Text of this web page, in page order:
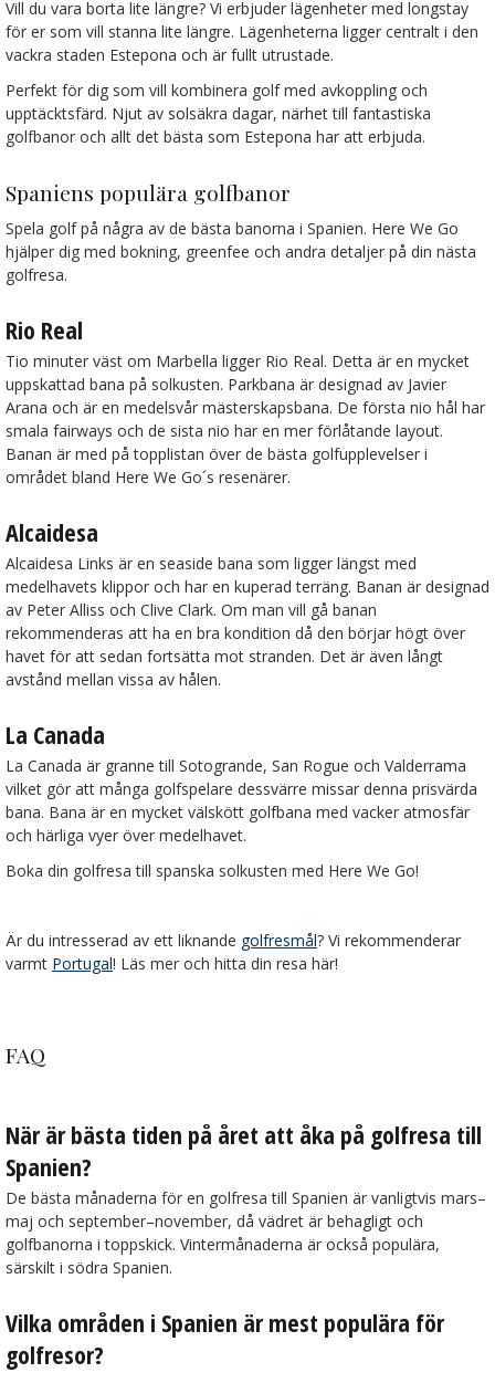
Vill du vara borta lite längre? Vi erbjuder lägenheter med longstay
för er som vill stanna lite längre. Lägenheterna ligger centralt i den
vackra staden Estepona och är fullt utrustade.
Perfekt för dig som vill kombinera golf med avkoppling och
upptäcktsfärd. Njut av solsäkra dagar, närhet till fantastiska
golfbanor och allt det bästa som Estepona har att erbjuda.
Spaniens populära golfbanor
Spela golf på några av de bästa banorna i Spanien. Here We Go
hjälper dig med bokning, greenfee och andra detaljer på din nästa
golfresa.
Rio Real
Tio minuter väst om Marbella ligger Rio Real. Detta är en mycket
uppskattad bana på solkusten. Parkbana är designad av Javier
Arana och är en medelsvår mästerskapsbana. De första nio hål har
smala fairways och de sista nio har en mer förlåtande layout.
Banan är med på topplistan över de bästa golfupplevelser i
området bland Here We Go´s resenärer.
Alcaidesa
Alcaidesa Links är en seaside bana som ligger längst med
medelhavets klippor och har en kuperad terräng. Banan är designad
av Peter Alliss och Clive Clark. Om man vill gå banan
rekommenderas att ha en bra kondition då den börjar högt över
havet för att sedan fortsätta mot stranden. Det är även långt
avstånd mellan vissa av hålen.
La Canada
La Canada är granne till Sotogrande, San Rogue och Valderrama
vilket gör att många golfspelare dessvärre missar denna prisvärda
bana. Bana är en mycket välskött golfbana med vacker atmosfär
och härliga vyer över medelhavet.
Boka din golfresa till spanska solkusten med Here We Go!
Är du intresserad av ett liknande golfresmål? Vi rekommenderar
varmt Portugal! Läs mer och hitta din resa här!
FAQ
När är bästa tiden på året att åka på golfresa till
Spanien?
De bästa månaderna för en golfresa till Spanien är vanligtvis mars–
maj och september–november, då vädret är behagligt och
golfbanorna i toppskick. Vintermånaderna är också populära,
särskilt i södra Spanien.
Vilka områden i Spanien är mest populära för
golfresor?